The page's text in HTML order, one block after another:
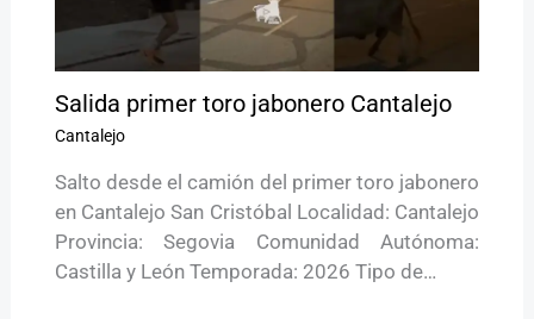
Salida primer toro jabonero Cantalejo
Cantalejo
Salto desde el camión del primer toro jabonero
en Cantalejo San Cristóbal Localidad: Cantalejo
Provincia: Segovia Comunidad Autónoma:
Castilla y León Temporada: 2026 Tipo de…